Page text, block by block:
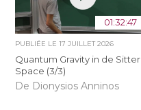
01:32:47
PUBLIÉE LE17 JUILLET 2026
Quantum Gravity in de Sitter
Space (3/3)
De Dionysios Anninos